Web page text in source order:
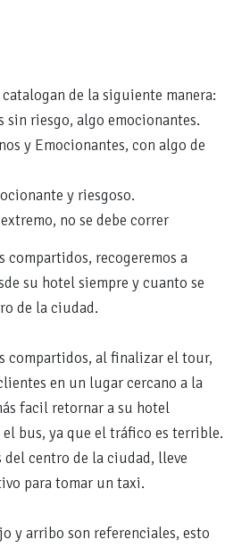
de la siguiente manera:
riesgo, algo emocionantes.
y Emocionantes, con algo de
y riesgoso.
no se debe correr
compartidos, recogeremos a
su hotel siempre y cuanto se
de la ciudad.
compartidos, al finalizar el tour,
en un lugar cercano a la
facil retornar a su hotel
bus, ya que el tráfico es terrible.
centro de la ciudad, lleve
para tomar un taxi.
y arribo son referenciales, esto